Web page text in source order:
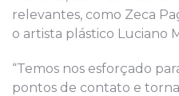
relevantes, como Zeca
o artista plástico Luciano
“Temos nos esforçado
pontos de contato e